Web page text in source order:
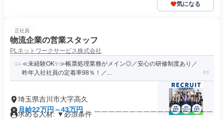
気になる
正社員
物流企業の営業スタッフ
PLネットワークサービス株式会社
≪未経験OK✨≫帳票処理業務がメイン◎／安心の研修制度あり／
昨年入社社員の定着率98％！／...
埼玉県吉川市大字高久
月給22万円～43万円
求める人材: ▼必須条件 ￣￣￣￣￣￣￣￣￣￣￣￣￣￣￣￣￣